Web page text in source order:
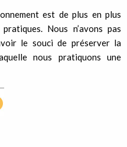
est de plus en plus
Nous n’avons pas
le souci de préserver la
nous pratiquons une